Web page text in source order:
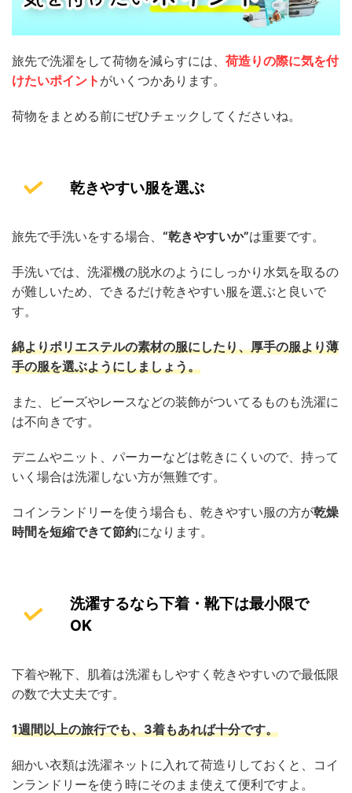
旅先で洗濯をして荷物を減らすには、 荷造りの際に気を付
けたいポイント がいくつかあります。
荷物をまとめる前にぜひチェックしてくださいね。
乾きやすい服を選ぶ
旅先で手洗いをする場合、 “乾きやすいか”は重要です。
手洗いでは、洗濯機の脱水のようにしっかり水気を取るの
が難しいため、できるだけ乾きやすい服を選ぶと良いで
す。
綿よりポリエステルの素材の服にしたり、厚手の服より薄
手の服を選ぶようにしましょう。
また、ビーズやレースなどの装飾がついてるものも洗濯に
は不向きです。
デニムやニット、パーカーなどは乾きにくいので、持って
いく場合は洗濯しない方が無難です。
コインランドリーを使う場合も、乾きやすい服の方が乾燥
時間を短縮できて節約になります。
洗濯するなら下着・靴下は最小限で
OK
下着や靴下、肌着は洗濯もしやすく乾きやすいので最低限
の数で大丈夫です。
1週間以上の旅行でも、3着もあれば十分です。
細かい衣類は洗濯ネットに入れて荷造りしておくと、コイ
ンランドリーを使う時にそのまま使えて便利ですよ。